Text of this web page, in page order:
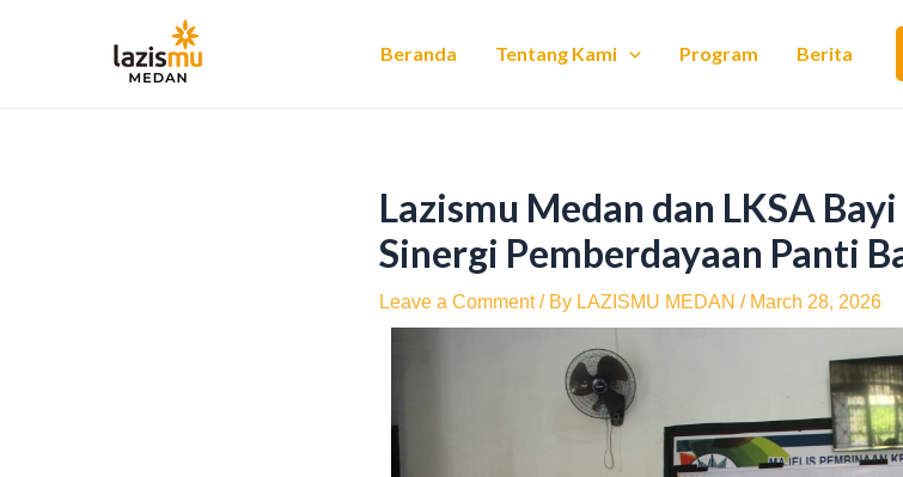
Beranda Tentang Kami Program Berita
Lazismu Medan dan LKSA
Sinergi Pemberdayaan Panti
Leave a Comment / By LAZISMU MEDAN / March 28, 2026
navigation